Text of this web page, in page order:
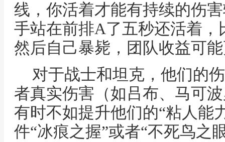
线，你活着才能有持续的伤
手站在前排A了五秒还活着
然后自己暴毙，团队收益可
对于战士和坦克，他们的
者真实伤害（如吕布、马可
有时不如提升他们的“粘人能
件“冰痕之握”或者“不死鸟之